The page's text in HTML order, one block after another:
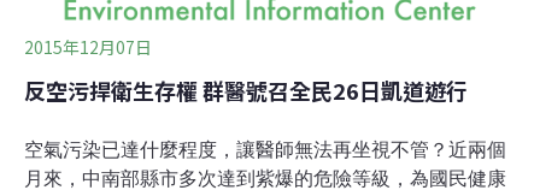
2015年12月07日
反空污捍衛生存權 群醫號召全民26日凱道遊行
空氣污染已達什麼程度，讓醫師無法再坐視不管？近兩個
月來，中南部縣市多次達到紫爆的危險等級，為國民健康